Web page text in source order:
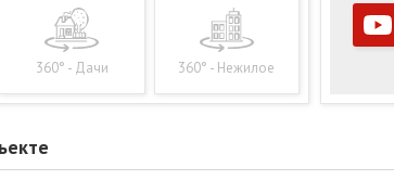
360° - Дачи 360° - Нежилое